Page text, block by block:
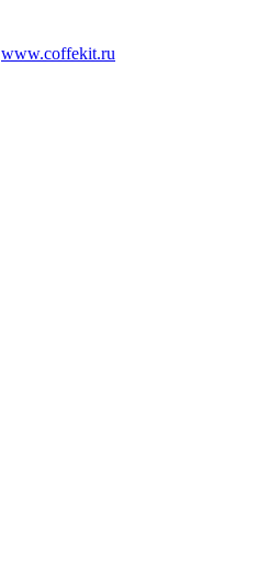
www.coffekit.ru